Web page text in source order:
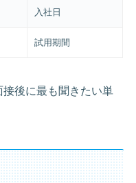
入社日
試用期間
後に最も聞きたい単